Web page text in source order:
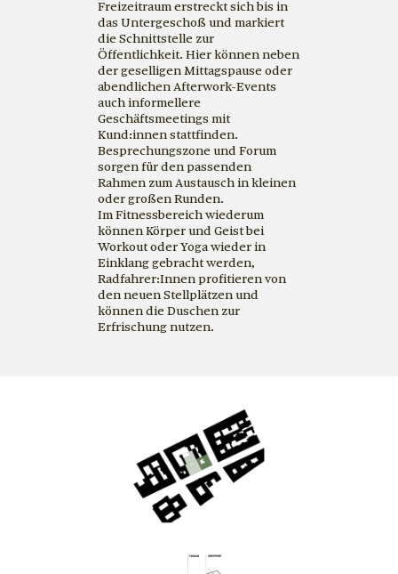
Freizeitraum erstreckt sich bis in
das Untergeschoß und markiert
die Schnittstelle zur
Öffentlichkeit. Hier können neben
der geselligen Mittagspause oder
abendlichen Afterwork-Events
auch informellere
Geschäftsmeetings mit
Kund:innen stattfinden.
Besprechungszone und Forum
sorgen für den passenden
Rahmen zum Austausch in kleinen
oder großen Runden.
Im Fitnessbereich wiederum
können Körper und Geist bei
Workout oder Yoga wieder in
Einklang gebracht werden,
Radfahrer:Innen profitieren von
den neuen Stellplätzen und
können die Duschen zur
Erfrischung nutzen.